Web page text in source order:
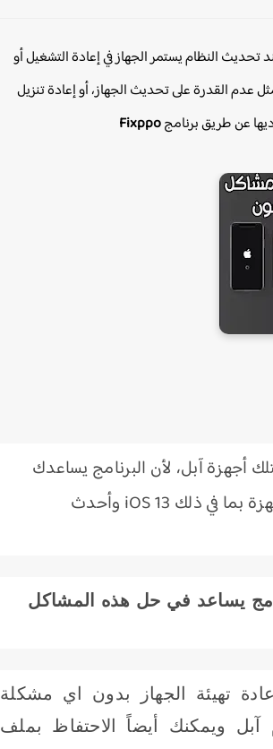
النظام يستمر الجهاز في إعادة التشغيل أو
القدرة على تحديث الجهاز، أو إعادة تنزيل
عن طريق برنامجFixppo
آبل، لأن البرنامج يساعدك
بشكل كبير عند حدوث المشاكل وهو يدعم جميع إصدارات iOS والأجهزة بما في ذلك iOS 13 وأحدث
يساعد في حل هذه المشاكل
تهيئة الجهاز بدون اي مشكلة
ويمكنك أيضاً الاحتفاظ بملف